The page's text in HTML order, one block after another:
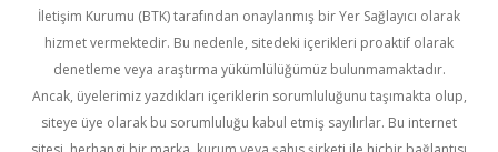
İletişim Kurumu (BTK) tarafından onaylanmış bir Yer Sağlayıcı olarak
hizmet vermektedir. Bu nedenle, sitedeki içerikleri proaktif olarak
denetleme veya araştırma yükümlülüğümüz bulunmamaktadır.
Ancak, üyelerimiz yazdıkları içeriklerin sorumluluğunu taşımakta olup,
siteye üye olarak bu sorumluluğu kabul etmiş sayılırlar. Bu internet